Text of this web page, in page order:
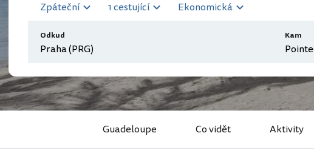
Zpáteční 1 cestující Ekonomická
Odkud Kam
Guadeloupe Co vidět Aktivity